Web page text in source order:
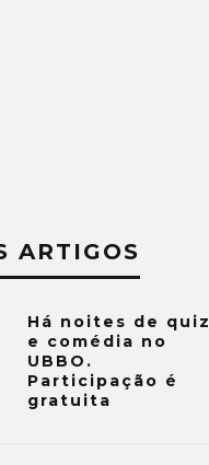
ARTIGOS
Há noites de quiz
e comédia no
UBBO.
Participação é
gratuita